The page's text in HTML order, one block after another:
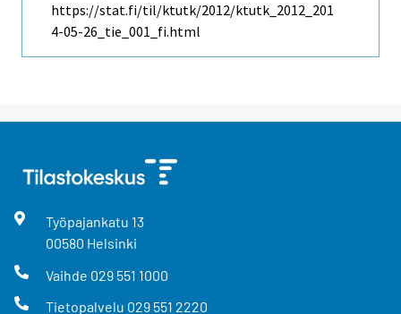
https://stat.fi/til/ktutk/2012/ktutk_2012_201
4-05-26_tie_001_fi.html
Työpajankatu 13
00580 Helsinki
Vaihde 029 551 1000
Tietopalvelu 029 551 2220